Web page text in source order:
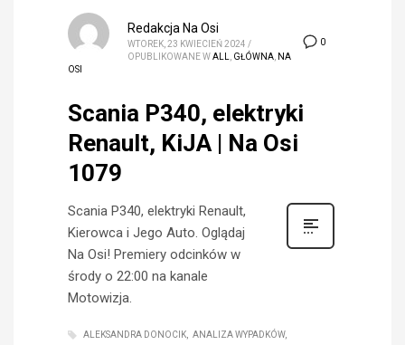
0
Redakcja Na Osi
WTOREK, 23 KWIECIEŃ 2024 /
OPUBLIKOWANE WALL GŁÓWNA NA
OSI
Scania P340, elektryki
Renault, KiJA | Na Osi
1079
Scania P340, elektryki Renault,
Kierowca i Jego Auto. Oglądaj
Na Osi! Premiery odcinków w
środy o 22:00 na kanale
Motowizja.
ALEKSANDRA DONOCIK
ANALIZA WYPADKÓW